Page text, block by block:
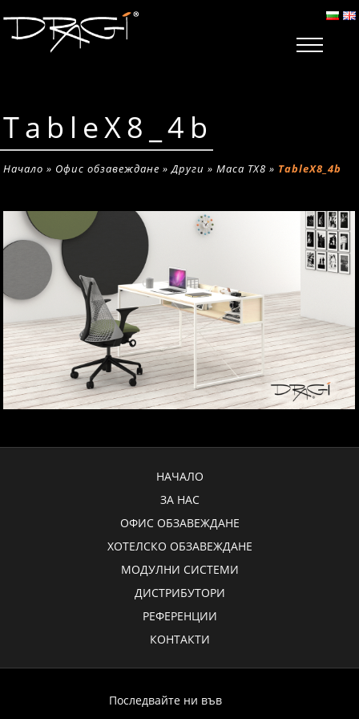
TableX8_4b
Начало » Офис обзавеждане »Други »Маса TX8 » TableX8_4b
НАЧАЛО
ЗА НАС
ОФИС ОБЗАВЕЖДАНЕ
ХОТЕЛСКО ОБЗАВЕЖДАНЕ
МОДУЛНИ СИСТЕМИ
ДИСТРИБУТОРИ
РЕФЕРЕНЦИИ
КОНТАКТИ
Последвайте ни във